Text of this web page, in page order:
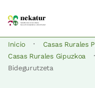
Inicio · Casas Rurales
Casas Rurales Gipuzkoa ·
Bidegurutzeta